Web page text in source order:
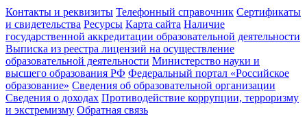
Контакты и реквизиты Телефонный справочник Сертификаты
и свидетельства Ресурсы Карта сайта Наличие
государственной аккредитации образовательной деятельности
Выписка из реестра лицензий на осуществление
образовательной деятельности Министерствo науки и
высшего образования РФ Федеральный портал «Российское
образование» Сведения об образовательной организации
Сведения о доходах Противодействие коррупции, терроризму
и экстремизму Обратная связь